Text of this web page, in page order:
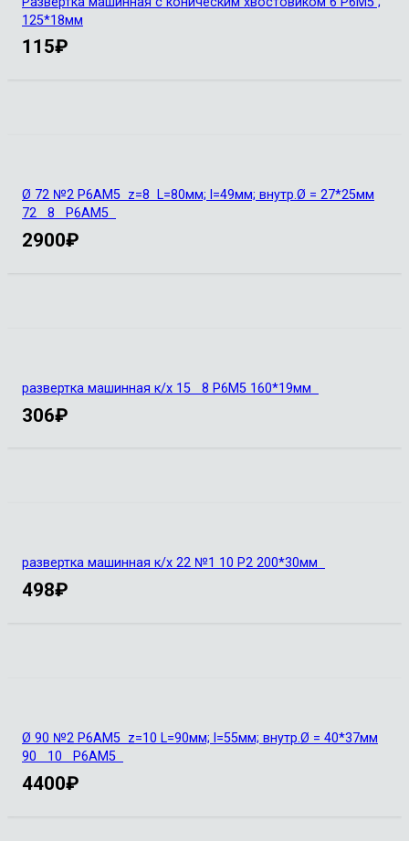
125*18мм
115₽
Ø 72 №2 Р6АМ5 z=8 L=80мм; l=49мм; внутр.Ø = 27*25мм
72 8 Р6АМ5
2900₽
развертка машинная к/х 15 8 Р6М5 160*19мм
306₽
развертка машинная к/х 22 №1 10 Р2 200*30мм
498₽
Ø 90 №2 Р6АМ5 z=10 L=90мм; l=55мм; внутр.Ø = 40*37мм
90 10 Р6АМ5
4400₽